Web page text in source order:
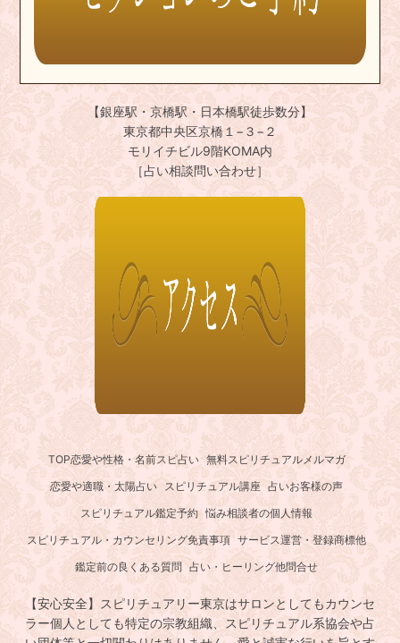
【銀座駅・京橋駅・日本橋駅徒歩数分】
東京都中央区京橋１−３−２
モリイチビル9階KOMA内
［占い相談問い合わせ］
TOP恋愛や性格・名前スピ占い 無料スピリチュアルメルマガ
恋愛や適職・太陽占い
スピリチュアル講座 占いお客様の声
スピリチュアル鑑定予約 悩み相談者の個人情報
スピリチュアル・カウンセリング免責事項 サービス運営・登録商標他
鑑定前の良くある質問 占い・ヒーリング他問合せ
【安心安全】スピリチュアリー東京はサロンとしてもカウンセ
ラー個人としても特定の宗教組織、スピリチュアル系協会や占